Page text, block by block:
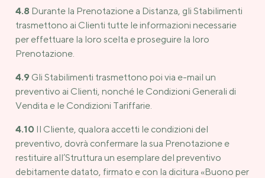
4.8 Durante la Prenotazione a Distanza, gli Stabilimenti
trasmettono ai Clienti tutte le informazioni necessarie
per effettuare la loro scelta e proseguire la loro
Prenotazione.
4.9 Gli Stabilimenti trasmettono poi via e-mail un
preventivo ai Clienti, nonché le Condizioni Generali di
Vendita e le Condizioni Tariffarie.
4.10Il Cliente, qualora accetti le condizioni del
preventivo, dovrà confermare la sua Prenotazione e
restituire all’Struttura un esemplare del preventivo
debitamente datato, firmato e con la dicitura «Buono per